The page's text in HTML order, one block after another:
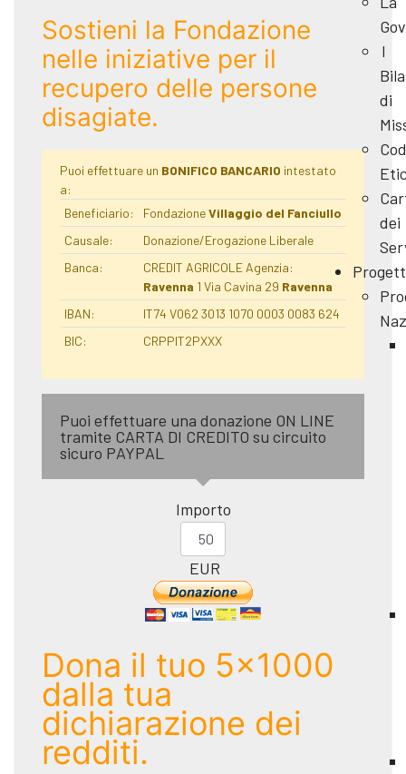
I
di
dei
Sostieni la Fondazione
nelle iniziative per il
recupero delle persone
disagiate.
Puoi effettuare un BONIFICO BANCARIO intestato
a:
Beneficiario:
FondazioneVillaggio del Fanciullo
Causale:
Donazione/Erogazione Liberale
Banca:
CREDIT AGRICOLE Agenzia:
Ravenna 1 Via Cavina 29 Ravenna
IBAN:
IT74 V062 3013 1070 0003 0083 624
BIC:
CRPPIT2PXXX
Puoi effettuare una donazione ON LINE
tramite CARTA DI CREDITO su circuito
sicuro PAYPAL
Importo
EUR
Dona il tuo 5x1000
dalla tua
dichiarazione dei
redditi.